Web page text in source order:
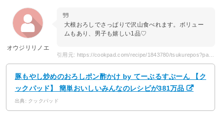
オウジリリノエ
大根おろしでさっぱりで沢山食べれます。ボリュー
ムもあり、男子も嬉しい1品♡
引用元: https://cookpad.com/recipe/1843780/tsukurepos?page=3
豚もやし炒めのおろしポン酢かけ by てーぶるすぷーん 【ク
ックパッド】 簡単おいしいみんなのレシピが381万品
出典: クックパッド